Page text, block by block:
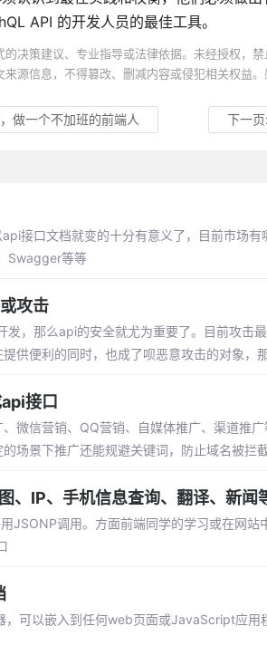
API 的开发人员的最佳工具。
决策建议、专业指导或法律依据。未经授权，
源信息，不得篡改、删减内容或侵犯相关权益。
做一个不加班的前端人 下一
接口文档就变的十分有意义了，目前市场有
Swagger等等
攻击
，那么api的安全就尤为重要了。目前攻击
供便利的同时，也成了呗恶意攻击的对象，
接口
微信营销、QQ营销、自媒体推广、渠道推
场景下推广还能规避关键词，防止域名被拦
、IP、手机信息查询、翻译、新闻
JSONP调用。方面前端同学的学习或在网站
，可以嵌入到任何web页面或JavaScript应